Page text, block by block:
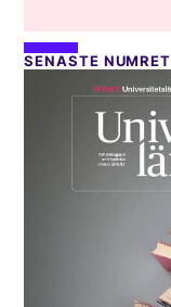
SENASTE NUMRET